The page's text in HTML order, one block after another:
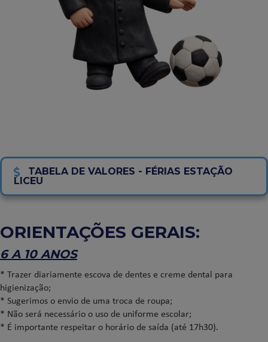
TABELA DE VALORES - FÉRIAS ESTAÇÃO
LICEU
ORIENTAÇÕES GERAIS:
6 A 10 ANOS
* Trazer diariamente escova de dentes e creme dental para
higienização;
* Sugerimos o envio de uma troca de roupa;
* Não será necessário o uso de uniforme escolar;
* É importante respeitar o horário de saída (até 17h30).